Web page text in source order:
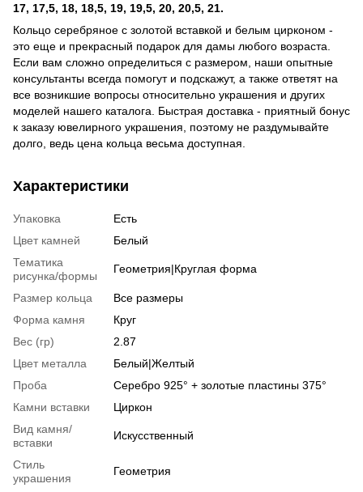
17, 17,5, 18, 18,5, 19, 19,5, 20, 20,5, 21.
Кольцо серебряное с золотой вставкой и белым цирконом -
это еще и прекрасный подарок для дамы любого возраста.
Если вам сложно определиться с размером, наши опытные
консультанты всегда помогут и подскажут, а также ответят на
все возникшие вопросы относительно украшения и других
моделей нашего каталога. Быстрая доставка - приятный бонус
к заказу ювелирного украшения, поэтому не раздумывайте
долго, ведь цена кольца весьма доступная.
Характеристики
Упаковка
Есть
Цвет камней
Белый
Тематика
рисунка/формы
Геометрия|Круглая форма
Размер кольца
Все размеры
Форма камня
Круг
Вес (гр)
2.87
Цвет металла
Белый|Желтый
Проба
Серебро 925° + золотые пластины 375°
Камни вставки
Циркон
Вид камня/
вставки
Искусственный
Стиль
украшения
Геометрия